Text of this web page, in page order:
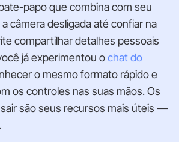
papo que combina com seu
câmera desligada até confiar na
compartilhar detalhes pessoais
já experimentou ochat do
o mesmo formato rápido e
os controles nas suas mãos. Os
são seus recursos mais úteis —